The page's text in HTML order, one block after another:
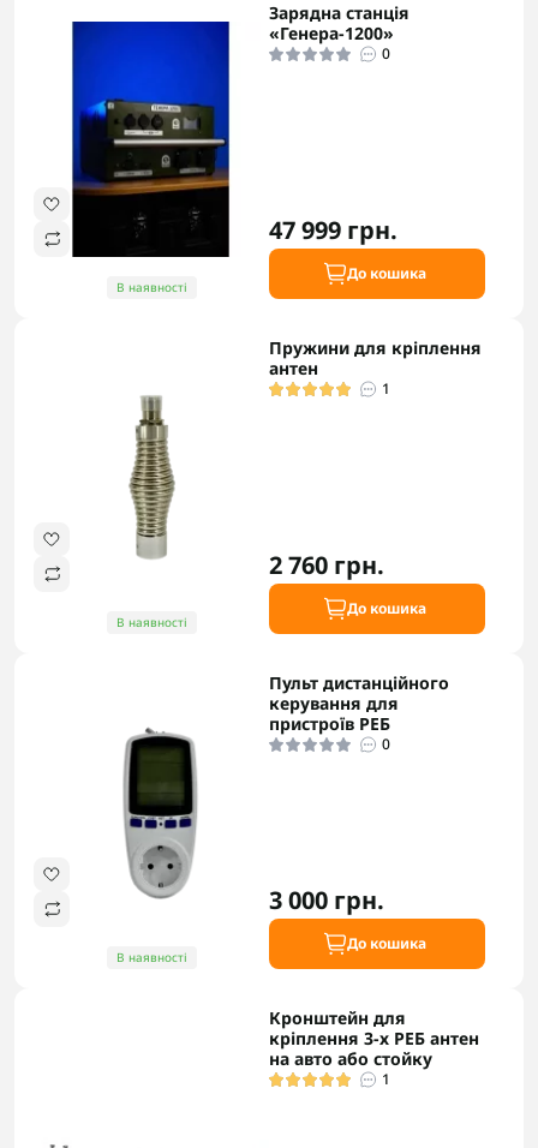
В наявності
Зарядна станція
«Генера-1200»
0
47 999 грн.
До кошика
В наявності
Пружини для кріплення
антен
1
2 760 грн.
До кошика
В наявності
Пульт дистанційного
керування для
пристроїв РЕБ
0
3 000 грн.
До кошика
Кронштейн для
кріплення 3-х РЕБ антен
на авто або стойку
1